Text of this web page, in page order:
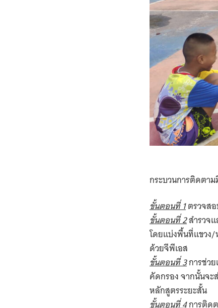
กระบวนการติดตา
ขั้นตอนที่ 1ตรวจสอ
ขั้นตอนที่ 2สำรวจ
โดยแบ่งพื้นที่แขวง/
ด้วยจีพีเอส
ขั้นตอนที่ 3การช่วย
คัดกรอง จากนั้นจะ
หลักสูตรระยะสั้น
ขั้นตอนที่ 4การติด